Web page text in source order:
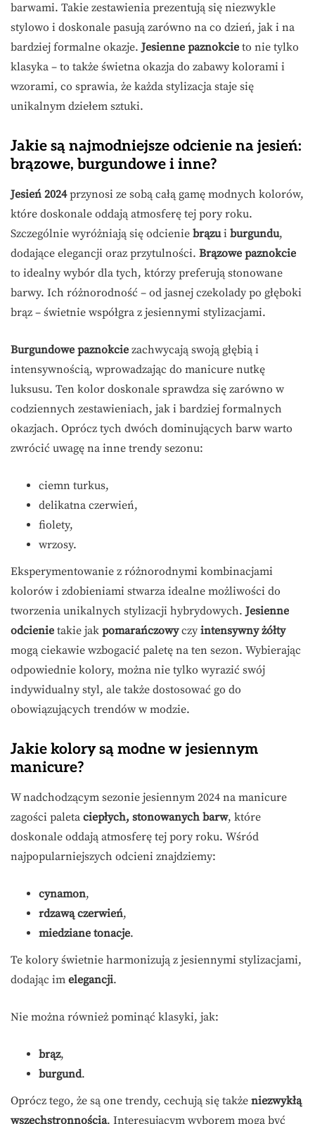
barwami. Takie zestawienia prezentują się niezwykle
stylowo i doskonale pasują zarówno na co dzień, jak i na
bardziej formalne okazje.Jesienne paznokcie to nie tylko
klasyka – to także świetna okazja do zabawy kolorami i
wzorami, co sprawia, że każda stylizacja staje się
unikalnym dziełem sztuki.
Jakie są najmodniejsze odcienie na jesień:
brązowe, burgundowe i inne?
Jesień 2024przynosi ze sobą całą gamę modnych kolorów,
które doskonale oddają atmosferę tej pory roku.
Szczególnie wyróżniają się odcienie brązui burgundu,
dodające elegancji oraz przytulności. Brązowe paznokcie
to idealny wybór dla tych, którzy preferują stonowane
barwy. Ich różnorodność – od jasnej czekolady po głęboki
brąz – świetnie współgra z jesiennymi stylizacjami.
Burgundowe paznokcie zachwycają swoją głębią i
intensywnością, wprowadzając do manicure nutkę
luksusu. Ten kolor doskonale sprawdza się zarówno w
codziennych zestawieniach, jak i bardziej formalnych
okazjach. Oprócz tych dwóch dominujących barw warto
zwrócić uwagę na inne trendy sezonu:
ciemn turkus,
delikatna czerwień,
fiolety,
wrzosy.
Eksperymentowanie z różnorodnymi kombinacjami
kolorów i zdobieniami stwarza idealne możliwości do
tworzenia unikalnych stylizacji hybrydowych.Jesienne
odcienie takie jak pomarańczowyczy intensywny żółty
mogą ciekawie wzbogacić paletę na ten sezon. Wybierając
odpowiednie kolory, można nie tylko wyrazić swój
indywidualny styl, ale także dostosować go do
obowiązujących trendów w modzie.
Jakie kolory są modne w jesiennym
manicure?
W nadchodzącym sezonie jesiennym 2024 na manicure
zagości paleta ciepłych, stonowanych barw, które
doskonale oddają atmosferę tej pory roku. Wśród
najpopularniejszych odcieni znajdziemy:
cynamon,
rdzawą czerwień,
miedziane tonacje.
Te kolory świetnie harmonizują z jesiennymi stylizacjami,
dodając im elegancji.
Nie można również pominąć klasyki, jak:
brąz,
burgund.
Oprócz tego, że są one trendy, cechują się także niezwykłą
wszechstronnością. Interesującym wyborem mogą być